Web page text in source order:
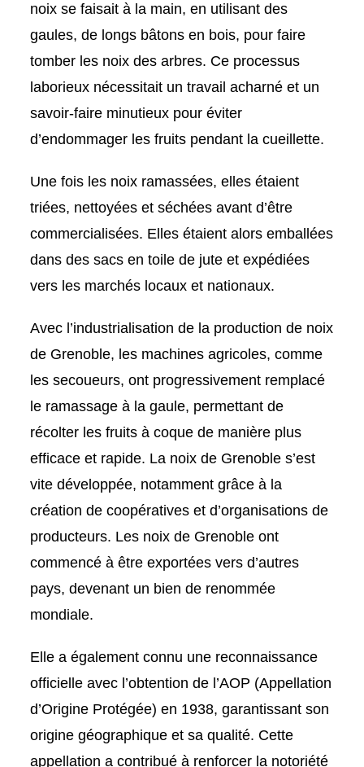
noix se faisait à la main, en utilisant des
gaules, de longs bâtons en bois, pour faire
tomber les noix des arbres. Ce processus
laborieux nécessitait un travail acharné et un
savoir-faire minutieux pour éviter
d’endommager les fruits pendant la cueillette.
Une fois les noix ramassées, elles étaient
triées, nettoyées et séchées avant d’être
commercialisées. Elles étaient alors emballées
dans des sacs en toile de jute et expédiées
vers les marchés locaux et nationaux.
Avec l’industrialisation de la production de noix
de Grenoble, les machines agricoles, comme
les secoueurs, ont progressivement remplacé
le ramassage à la gaule, permettant de
récolter les fruits à coque de manière plus
efficace et rapide. La noix de Grenoble s’est
vite développée, notamment grâce à la
création de coopératives et d’organisations de
producteurs. Les noix de Grenoble ont
commencé à être exportées vers d’autres
pays, devenant un bien de renommée
mondiale.
Elle a également connu une reconnaissance
officielle avec l’obtention de l’AOP (Appellation
d’Origine Protégée) en 1938, garantissant son
origine géographique et sa qualité. Cette
appellation a contribué à renforcer la notoriété